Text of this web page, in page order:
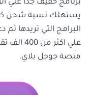
برنامج خفيف جدا علي
يستهلك نسبة شحن
البرامج التي تريدها
علي
منصة جوجل بلاي.